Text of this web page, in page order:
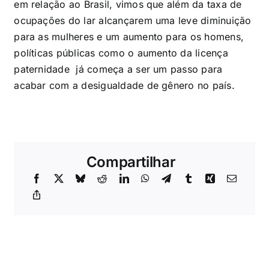
em relação ao Brasil, vimos que além da taxa de
ocupações do lar alcançarem uma leve diminuição
para as mulheres e um aumento para os homens,
políticas públicas como o aumento da licença
paternidade já começa a ser um passo para
acabar com a desigualdade de gênero no país.
Compartilhar